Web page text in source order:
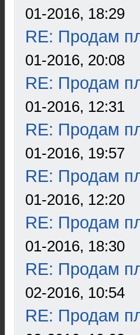
01-2016, 18:29
RE: Продам
01-2016, 20:08
RE: Продам
01-2016, 12:31
RE: Продам
01-2016, 19:57
RE: Продам
01-2016, 12:20
RE: Продам
01-2016, 18:30
RE: Продам
02-2016, 10:54
RE: Продам